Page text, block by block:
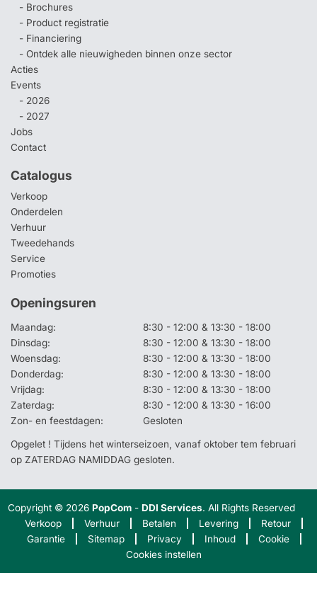
- Brochures
- Product registratie
- Financiering
- Ontdek alle nieuwigheden binnen onze sector
Acties
Events
- 2026
- 2027
Jobs
Contact
Catalogus
Verkoop
Onderdelen
Verhuur
Tweedehands
Service
Promoties
Openingsuren
Maandag:
8:30 - 12:00 & 13:30 - 18:00
Dinsdag:
8:30 - 12:00 & 13:30 - 18:00
Woensdag:
8:30 - 12:00 & 13:30 - 18:00
Donderdag:
8:30 - 12:00 & 13:30 - 18:00
Vrijdag:
8:30 - 12:00 & 13:30 - 18:00
Zaterdag:
8:30 - 12:00 & 13:30 - 16:00
Zon- en feestdagen:
Gesloten
Opgelet ! Tijdens het winterseizoen, vanaf oktober tem februari
op ZATERDAG NAMIDDAG gesloten.
Copyright © 2026PopCom -DDI Services. All Rights Reserved
Verkoop
Verhuur Betalen Levering
Retour
Garantie
Sitemap Privacy Inhoud
Cookie
Cookies instellen